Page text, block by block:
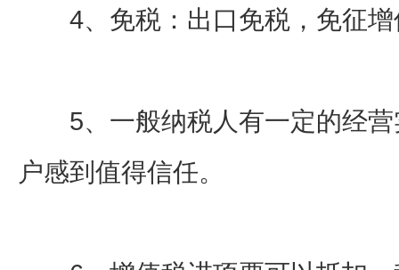
4、免税：出口免税，免征增
5、一般纳税人有一定的经营
户感到值得信任。